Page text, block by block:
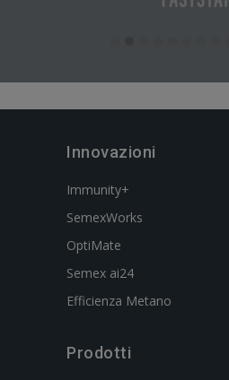
Innovazioni
Immunity+
SemexWorks
OptiMate
Semex ai24
Efficienza Metano
Prodotti